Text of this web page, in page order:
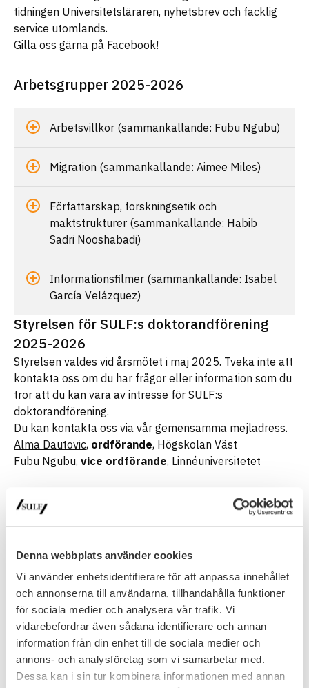
Denna webbplats använder cookies
Vi använder enhetsidentifierare för att anpassa innehållet
och annonserna till användarna, tillhandahålla funktioner
för sociala medier och analysera vår trafik. Vi
vidarebefordrar även sådana identifierare och annan
information från din enhet till de sociala medier och
annons- och analysföretag som vi samarbetar med.
Dessa kan i sin tur kombinera informationen med annan
tidningen Universitetsläraren, nyhetsbrev och facklig
service utomlands.
Gilla oss gärna på Facebook!
Arbetsgrupper 2025-2026
Arbetsvillkor (sammankallande: Fubu Ngubu)
Migration (sammankallande: Aimee Miles)
Författarskap, forskningsetik och
maktstrukturer (sammankallande: Habib
Sadri Nooshabadi)
Informationsfilmer (sammankallande: Isabel
García Velázquez)
Styrelsen för SULF:s doktorandförening
2025-2026
Styrelsen valdes vid årsmötet i maj 2025. Tveka inte att
kontakta oss om du har frågor eller information som du
tror att du kan vara av intresse för SULF:s
doktorandförening.
Du kan kontakta oss via vår gemensamma mejladress.
Alma Dautovic, ordförande, Högskolan Väst
Fubu Ngubu, vice ordförande, Linnéuniversitetet
Anna Holmqvist, Uppsala universitet
Aimee Miles, Uppsala universitet
Habib Sadri Nooshabadi, Högskolan i Jönköping
Igor Ryazanov, Umeå universitet
Isabel García Velázques, Linköpings universitet
Maipelo Gabang, Stockholms konstnärliga högskola
Suppleanter:
Jacob Malama, Göteborgs universitet
Miaoxin Gong - Lunds Universitet